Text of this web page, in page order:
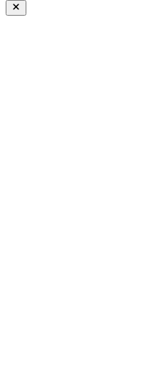
Close